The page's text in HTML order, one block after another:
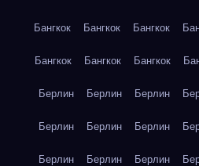
Бангкок Бангкок Бангкок
Бангкок Бангкок Бангкок
Берлин Берлин Берлин
Берлин Берлин Берлин
Берлин Берлин Берлин